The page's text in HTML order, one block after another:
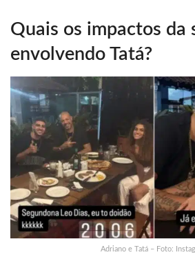
Quais os impactos da
envolvendo Tatá?
Adriano e Tatá – Foto: